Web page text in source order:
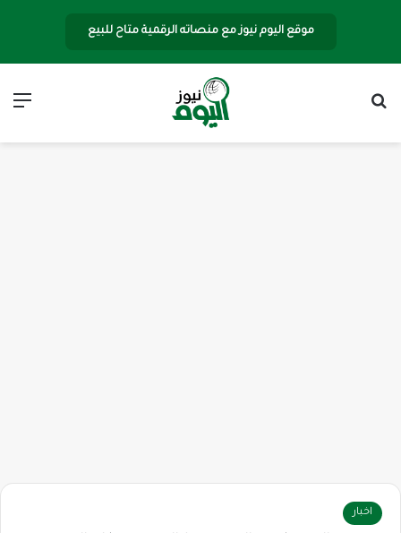
موقع اليوم نيوز مع منصاته الرقمية متاح للبيع
اخبار